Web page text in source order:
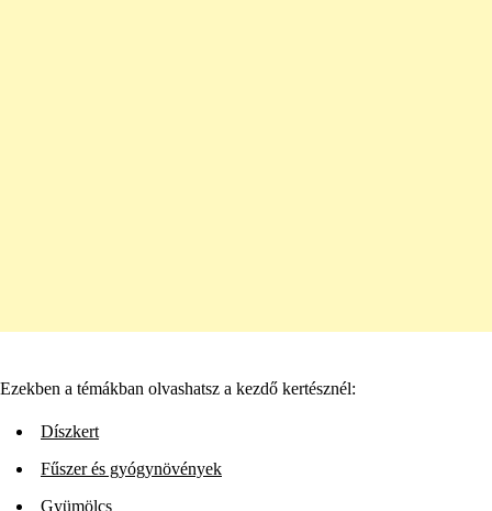
Ezekben a témákban olvashatsz a kezdő kertésznél:
Díszkert
Fűszer és gyógynövények
Gyümölcs